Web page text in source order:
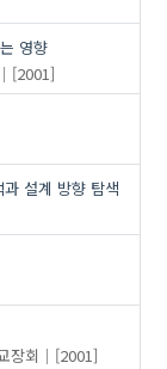
영향
[2001]
설계 방향 탐색
장회
[2001]